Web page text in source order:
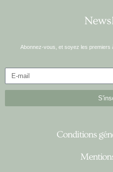
Abonnez-vous, et soyez les
Conditions